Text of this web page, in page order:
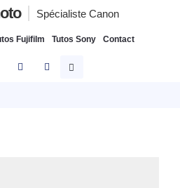
Spécialiste Canon
Fujifilm Tutos Sony Contact